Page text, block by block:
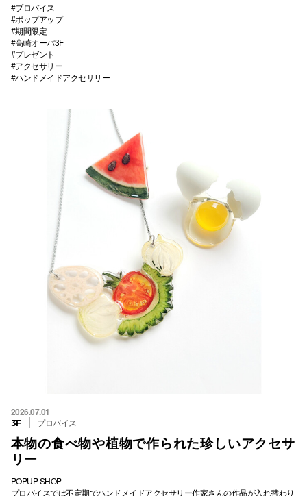
#プロバイス
#ポップアップ
#期間限定
#高崎オーパ3F
#プレゼント
#アクセサリー
#ハンドメイドアクセサリー
2026.07.01
3F プロバイス
本物の食べ物や植物で作られた珍しいアクセサ
リー
POPUP SHOP
プロバイスでは不定期でハンドメイドアクセサリー作家さんの作品が入れ替わり